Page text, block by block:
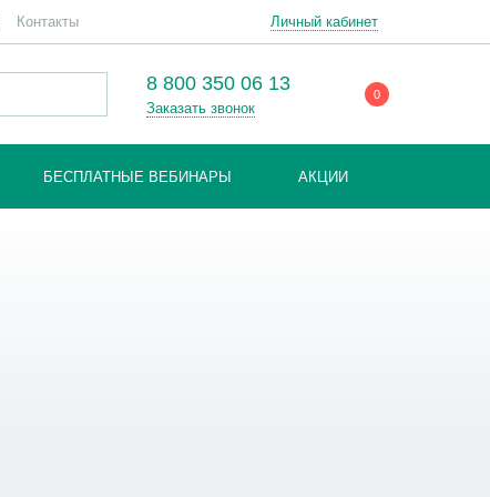
Контакты Личный кабинет
8 800 350 06 13
Заказать звонок
0
БЕСПЛАТНЫЕ ВЕБИНАРЫ АКЦИИ
Личный кабинет